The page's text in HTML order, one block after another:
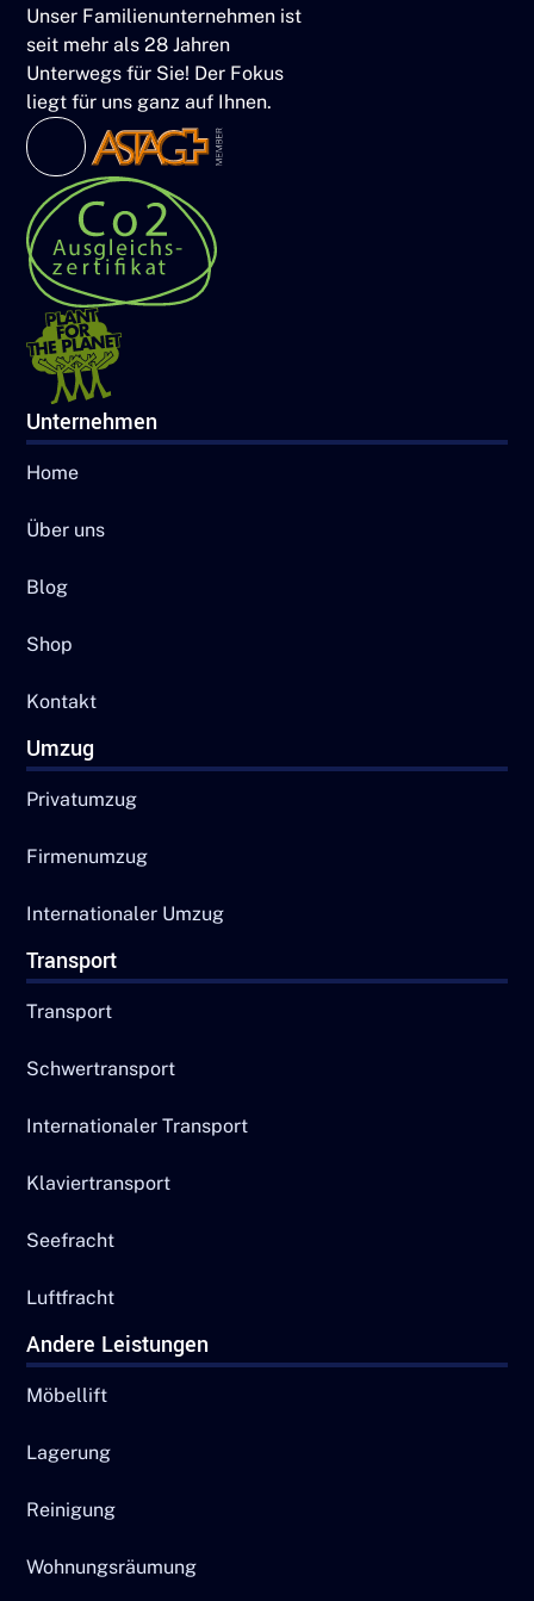
Unser Familienunternehmen ist
seit mehr als 28 Jahren
Unterwegs für Sie! Der Fokus
liegt für uns ganz auf Ihnen.
Unternehmen
Home
Über uns
Blog
Shop
Kontakt
Umzug
Privatumzug
Firmenumzug
Internationaler Umzug
Transport
Transport
Schwertransport
Internationaler Transport
Klaviertransport
Seefracht
Luftfracht
Andere Leistungen
Möbellift
Lagerung
Reinigung
Wohnungsräumung